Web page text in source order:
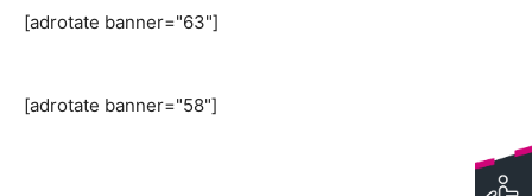
[adrotate banner="63"]
[adrotate banner="58"]